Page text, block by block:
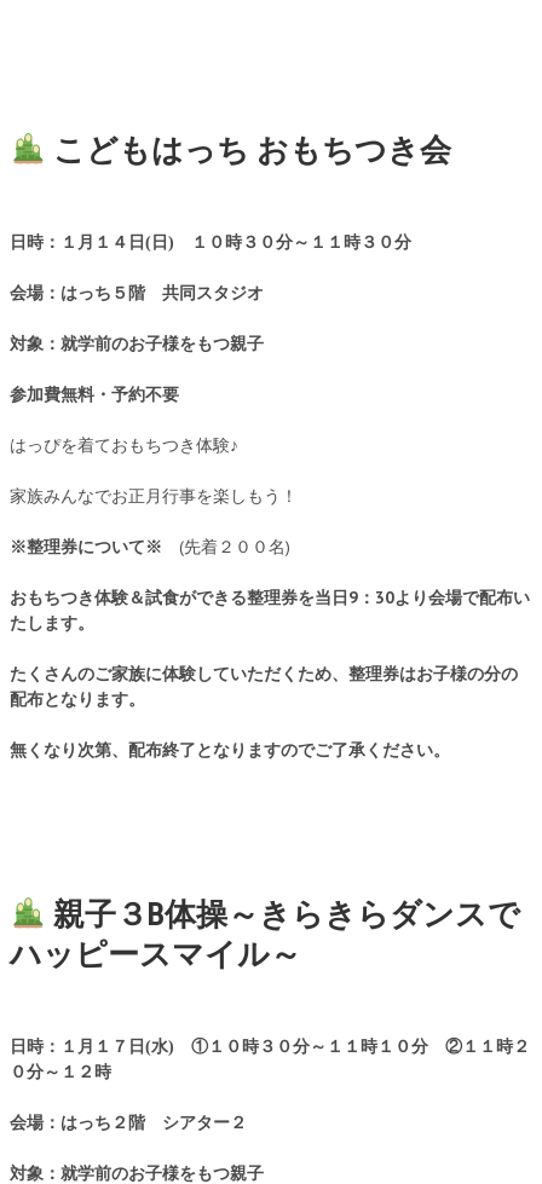
こどもはっち おもちつき会
日時：１月１４日(日) １０時３０分～１１時３０分
会場：はっち５階 共同スタジオ
対象：就学前のお子様をもつ親子
参加費無料・予約不要
はっぴを着ておもちつき体験♪
家族みんなでお正月行事を楽しもう！
※整理券について※ (先着２００名)
おもちつき体験＆試食ができる整理券を当日9：30より会場で配布い
たします。
たくさんのご家族に体験していただくため、整理券はお子様の分の
配布となります。
無くなり次第、配布終了となりますのでご了承ください。
親子３B体操～きらきらダンスで
ハッピースマイル～
日時：１月１７日(水) ①１０時３０分～１１時１０分 ②１１時２
０分～１２時
会場：はっち２階 シアター２
対象：就学前のお子様をもつ親子